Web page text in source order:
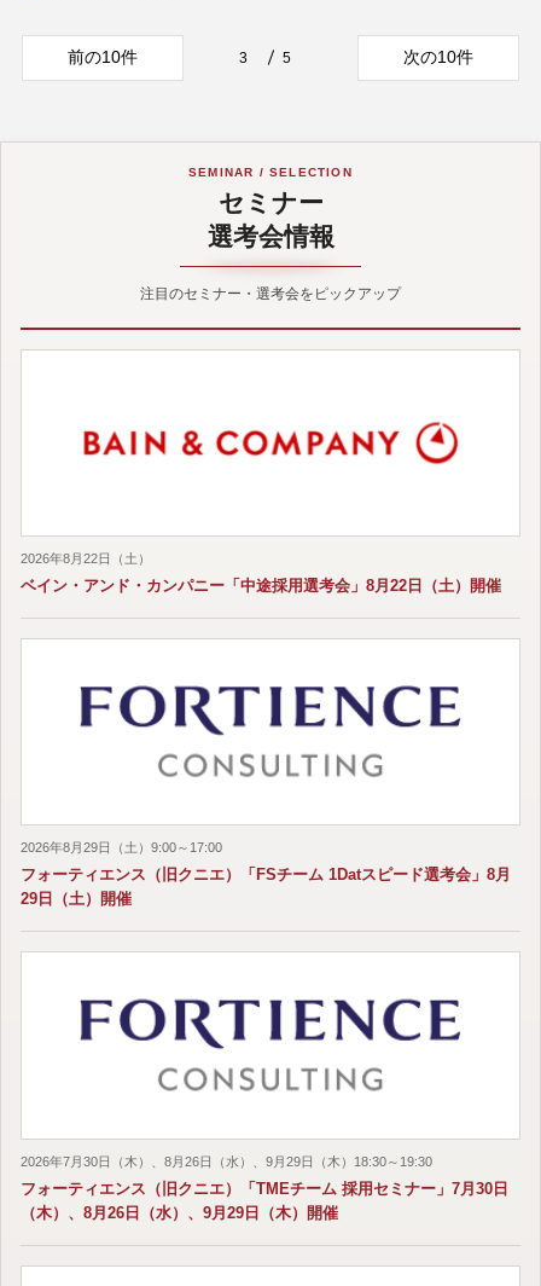
前の10件 3 5 次の10件
SEMINAR / SELECTION
セミナー
選考会情報
注目のセミナー・選考会をピックアップ
2026年8月22日（土）
ベイン・アンド・カンパニー「中途採用選考会」8月22日（土）開催
2026年8月29日（土）9:00～17:00
フォーティエンス（旧クニエ）「FSチーム 1Datスピード選考会」8月
29日（土）開催
2026年7月30日（木）、8月26日（水）、9月29日（木）18:30～19:30
フォーティエンス（旧クニエ）「TMEチーム 採用セミナー」7月30日
（木）、8月26日（水）、9月29日（木）開催